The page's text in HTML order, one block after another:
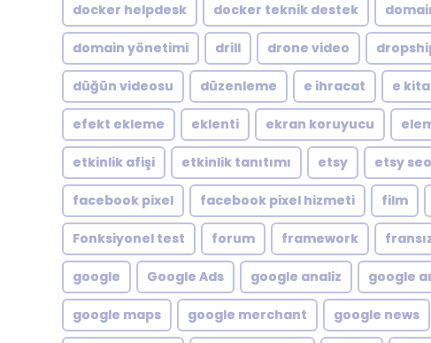
docker helpdesk docker teknik destek
domain yönetimi drill drone video
düğün videosu düzenleme e ihracat e
efekt ekleme eklenti ekran koruyucu
etkinlik afişi etkinlik tanıtımı etsy etsy seo
facebook pixel facebook pixel hizmeti film
Fonksiyonel test forum framework
google Google Ads google analiz google
google maps google merchant google news